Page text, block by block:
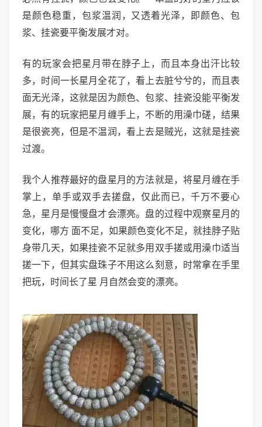
是颜色稳重，包浆温润，又透着光泽，即颜色、包
浆、挂瓷要平衡发展才对。
有的玩家会把星月带在脖子上，而且本身出汗比较
多，时间一长星月全花了，看上去脏兮兮的，而且表
面无光泽，这就是因为颜色、包浆、挂瓷没能平衡发
展，有的玩家把星月缠手上，不断的用澡巾磋，结果
是很瓷亮，但是不温润，看上去是贼光，这就是挂瓷
过渡。
我个人推荐最好的盘星月的方法就是，将星月缠在手
掌上，单手或双手去搓盘，仅此而已，千万不要心
急，星月是慢慢盘才会漂亮。盘的过程中观察星月的
变化，哪方 面不足，如果颜色变化不足，就挂脖子贴
身带几天，如果挂瓷不足就多用双手搓或用澡巾适当
搓一下，但其实盘珠子不用这么刻意，时常拿在手里
把玩，时间长了星 月自然会变的漂亮。